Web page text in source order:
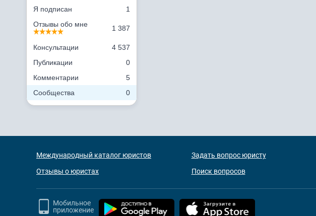
Я подписан
1
Отзывы обо мне
1 387
Консультации
4 537
Публикации
0
Комментарии
5
Сообщества
0
Международный каталог юристов
Отзывы о юристах
Задать вопрос юристу
Поиск вопросов
Мобильное
приложение